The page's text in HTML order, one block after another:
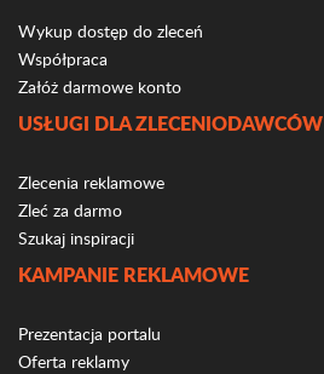
Wykup dostęp do zleceń
Współpraca
Załóż darmowe konto
USŁUGI DLA ZLECENIODAWCÓW
Zlecenia reklamowe
Zleć za darmo
Szukaj inspiracji
KAMPANIE REKLAMOWE
Prezentacja portalu
Oferta reklamy